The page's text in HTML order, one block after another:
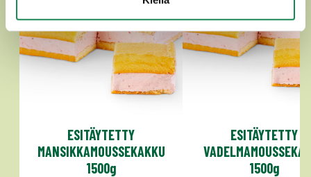
ESITÄYTETTY
MANSIKKAMOUSSEKAKKU
1500g
ESITÄYTETTY
1500g